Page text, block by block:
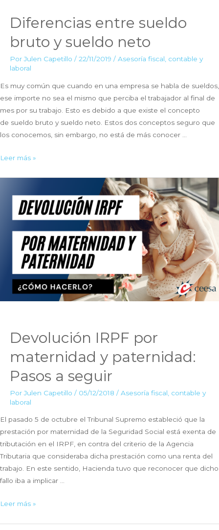
Diferencias entre sueldo
bruto y sueldo neto
PorJulen Capetillo / 22/11/2019 / Asesoría fiscal, contable y
laboral
Es muy común que cuando en una empresa se habla de sueldos,
ese importe no sea el mismo que perciba el trabajador al final de
mes por su trabajo. Esto es debido a que existe el concepto
de sueldo bruto y sueldo neto. Estos dos conceptos seguro que
los conocemos, sin embargo, no está de más conocer …
Diferencias
bruto
sueldo
neto
Leer más »
Devolución IRPF por
maternidad y paternidad:
Pasos a seguir
PorJulen Capetillo / 05/12/2018 / Asesoría fiscal, contable y
laboral
El pasado 5 de octubre el Tribunal Supremo estableció que la
prestación por maternidad de la Seguridad Social está exenta de
tributación en el IRPF, en contra del criterio de la Agencia
Tributaria que consideraba dicha prestación como una renta del
trabajo. En este sentido, Hacienda tuvo que reconocer que dicho
fallo iba a implicar …
Devolución
Leer más »